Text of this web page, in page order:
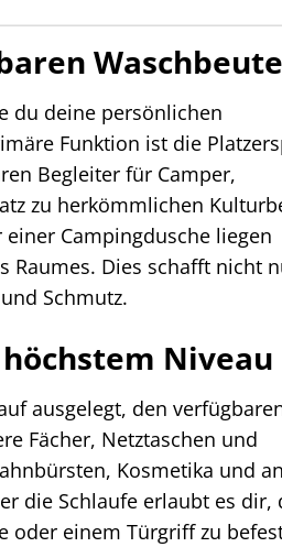
du deine persönlichen
Funktion ist die
Begleiter für Camper,
zu herkömmlichen
Campingdusche liegen
Raumes. Dies schafft nicht
Schmutz.
Niveau
ausgelegt, den
Fächer, Netztaschen und
Kosmetika und
die Schlaufe erlaubt es dir,
oder einem Türgriff zu